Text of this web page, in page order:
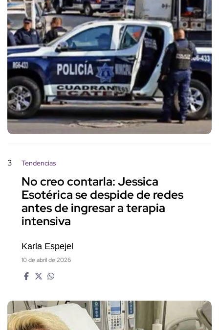
3 Tendencias
No creo contarla: Jessica
Esotérica se despide de redes
antes de ingresar a terapia
intensiva
Karla Espejel
10 de abril de 2026